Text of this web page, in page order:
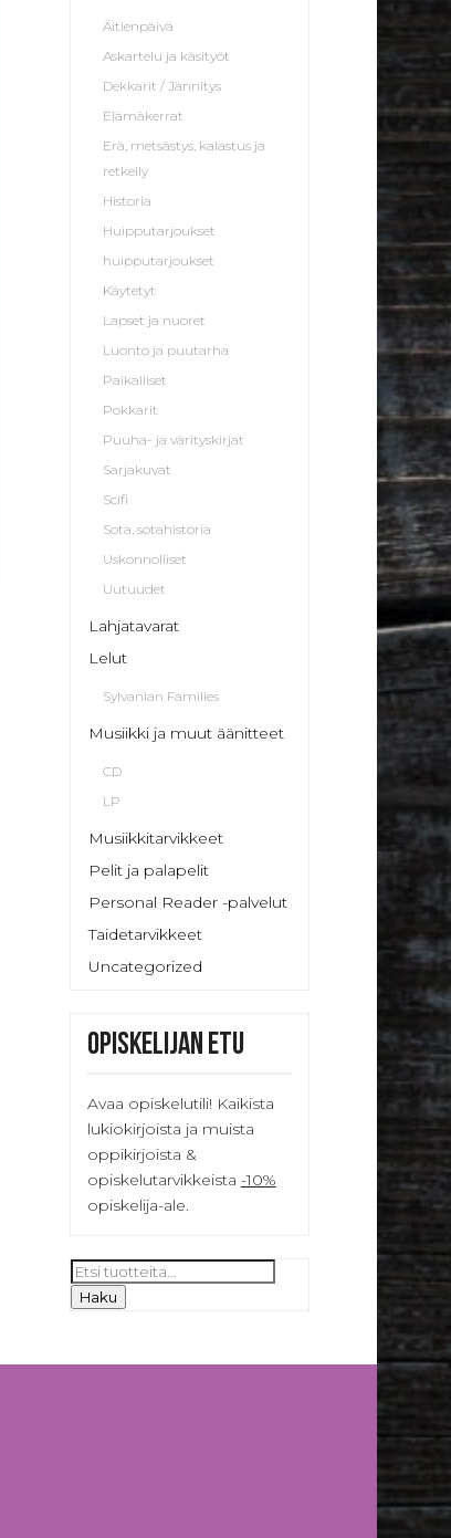
Äitienpäivä
Askartelu ja käsityöt
Dekkarit / Jännitys
Elämäkerrat
Erä, metsästys, kalastus ja
retkeily
Historia
Huipputarjoukset
huipputarjoukset
Käytetyt
Lapset ja nuoret
Luonto ja puutarha
Paikalliset
Pokkarit
Puuha- ja värityskirjat
Sarjakuvat
Scifi
Sota, sotahistoria
Uskonnolliset
Uutuudet
Lahjatavarat
Lelut
Sylvanian Families
Musiikki ja muut äänitteet
CD
LP
Musiikkitarvikkeet
Pelit ja palapelit
Personal Reader -palvelut
Taidetarvikkeet
Uncategorized
Opiskelijan etu
Avaa opiskelutili! Kaikista
lukiokirjoista ja muista
oppikirjoista &
opiskelutarvikkeista -10%
opiskelija-ale.
Etsi:
Haku